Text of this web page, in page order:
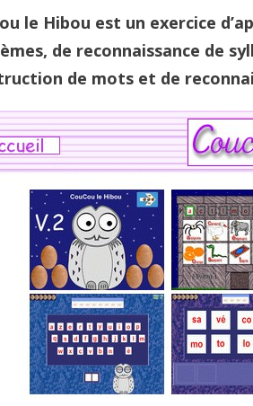
le Hibou est un exercice
de reconnaissance de
de mots et de